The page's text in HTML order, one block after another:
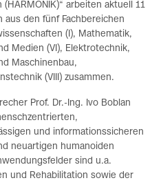
arbeiten aktuell 11
aus den fünf Fachbereichen
(I), Mathematik,
Medien (VI), Elektrotechnik,
Maschinenbau,
(VIII) zusammen.
Prof. Dr.-Ing. Ivo Boblan
und informationssicheren
neuartigen humanoiden
sind u.a.
und Rehabilitation sowie der